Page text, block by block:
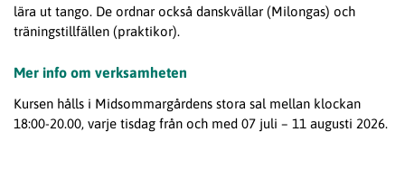
lära ut tango. De ordnar också danskvällar (Milongas) och
träningstillfällen (praktikor).
Mer info om verksamheten
Kursen hålls i Midsommargårdens stora sal mellan klockan
18:00-20.00, varje tisdag från och med 07 juli – 11 augusti 2026.